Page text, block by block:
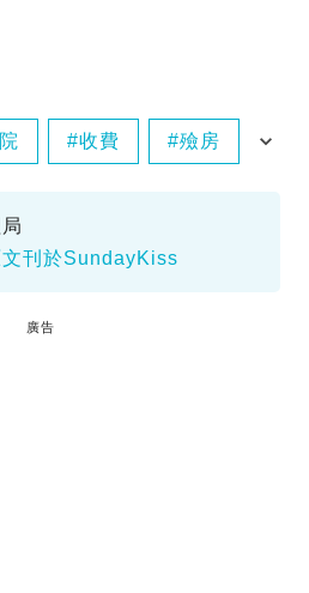
收費 殮房
文刊於SundayKiss
廣告